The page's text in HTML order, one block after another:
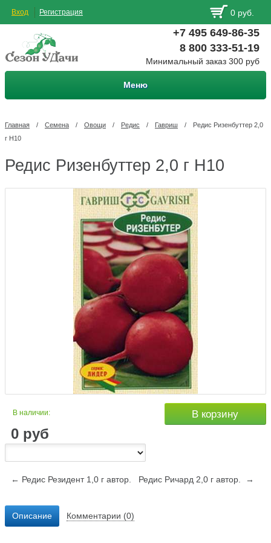
Вход Регистрация 0 руб.
+7 495 649-86-35
8 800 333-51-19
Минимальный заказ 300 руб
Меню
Главная / Семена / Овощи / Редис / Гавриш /
Редис Ризенбуттер 2,0
г Н10
Редис Ризенбуттер 2,0 г Н10
В наличии:
0 руб
В корзину
← Редис Резидент 1,0 г автор. Редис Ричард 2,0 г автор. →
Описание Комментарии (0)